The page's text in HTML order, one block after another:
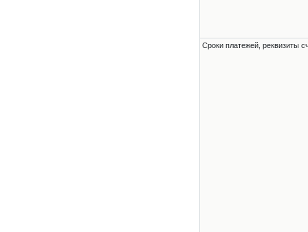
Сроки платежей, реквизиты